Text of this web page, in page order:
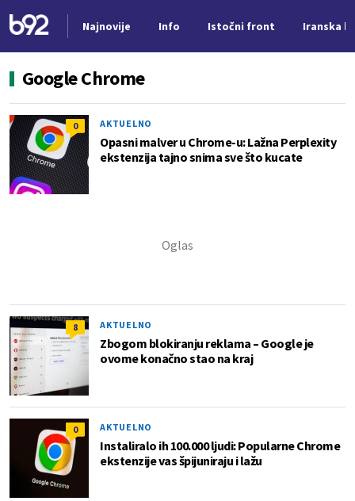
Najnovije Info Istočni front Iranska
Google Chrome
0 AKTUELNO
Opasni malver u Chrome-u: Lažna Perplexity
ekstenzija tajno snima sve što kucate
8 AKTUELNO
Zbogom blokiranju reklama – Google je
ovome konačno stao na kraj
0 AKTUELNO
Instaliralo ih 100.000 ljudi: Popularne Chrome
ekstenzije vas špijuniraju i lažu